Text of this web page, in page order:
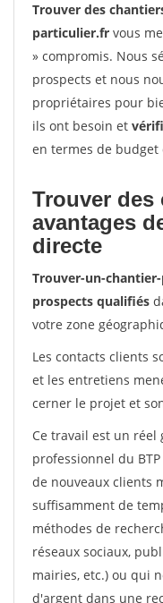
Trouver des
particulier.fr vous
» compromis. Nous
prospects et nous
propriétaires pour
ils ont besoin et
en termes de budget
Trouver des
avantages
directe
Trouver-un-
prospects qualifiés
votre zone
Les contacts clients
et les entretiens
cerner le projet et
Ce travail est un
professionnel du
de nouveaux clients
suffisamment de
méthodes de
réseaux sociaux,
mairies, etc.) ou qui
d'argent dans une